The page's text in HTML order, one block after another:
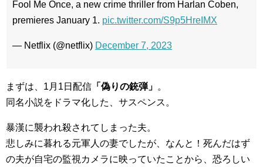
Fool Me Once, a new crime thriller from Harlan Coben,
premieres January 1. pic.twitter.com/S9p5HreIMX
— Netflix (@netflix) December 7, 2023
まずは、1月1日配信 「偽りの銃弾」 。
同名小説をドラマ化した、サスペンス。
暴漢に襲われ殺されてしまった夫。
悲しみに暮れる元軍人の妻でしたが、なんと！死んだはず
の夫が自宅の監視カメラに映っていたことから、恐ろしい